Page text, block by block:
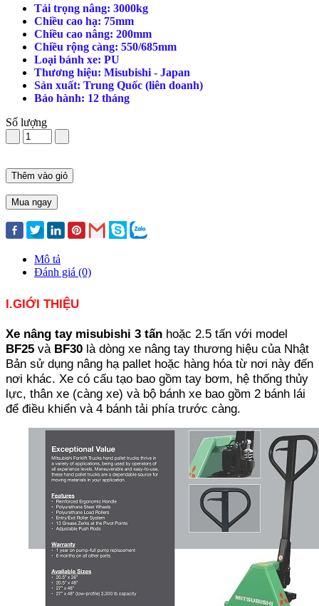
Tải trọng nâng: 3000kg
Chiều cao hạ: 75mm
Chiều cao nâng: 200mm
Chiều rộng càng: 550/685mm
Loại bánh xe: PU
Thương hiệu: Misubishi - Japan
Sản xuất: Trung Quốc (liên doanh)
Bảo hành: 12 tháng
Số lượng
Thêm vào giỏ
Mua ngay
Mô tả
Đánh giá (0)
I.GIỚI THIỆU
Xe nâng tay misubishi 3 tấn hoặc 2.5 tấn với model
BF25 và BF30 là dòng xe nâng tay thương hiệu của Nhật
Bản sử dụng nâng hạ pallet hoặc hàng hóa từ nơi này đến
nơi khác. Xe có cấu tạo bao gồm tay bơm, hệ thống thủy
lực, thân xe (càng xe) và bộ bánh xe bao gồm 2 bánh lái
để điều khiển và 4 bánh tải phía trước càng.